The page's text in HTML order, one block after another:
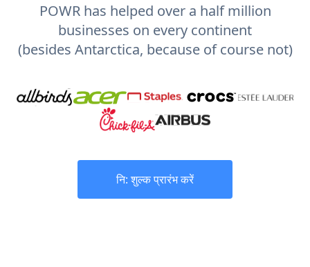
POWR has helped over a half million
businesses on every continent
(besides Antarctica, because of course not)
नि: शुल्क प्रारंभ करें